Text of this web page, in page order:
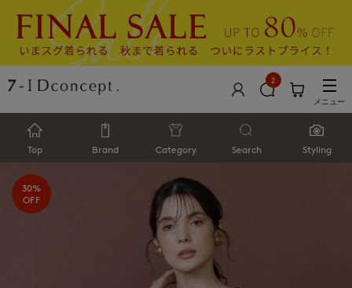
2
メニュー
Top Brand Category Search Styling
30%
OFF